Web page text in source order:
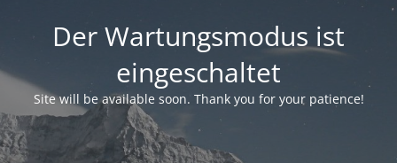
Der Wartungsmodus ist
eingeschaltet
Site will be available soon. Thank you for your patience!